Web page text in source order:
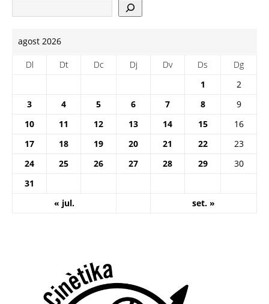
agost 2026
Dl Dt Dc Dj Dv Ds
Dg
1
2
3
4 5 6 7 8
9
10
11 12 13 14 15
16
17
18 19 20 21 22
23
24
25 26 27 28 29
30
31
« jul.
set. »